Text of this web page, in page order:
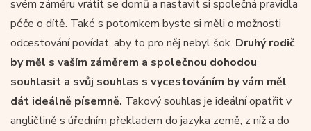
svém záměru vrátit se domů a nastavit si společná pravidla
péče o dítě. Také s potomkem byste si měli o možnosti
odcestování povídat, aby to pro něj nebyl šok. Druhý rodič
by měl s vaším záměrem a společnou dohodou
souhlasit a svůj souhlas s vycestováním by vám měl
dát ideálně písemně. Takový souhlas je ideální opatřit v
angličtině s úředním překladem do jazyka země, z níž a do